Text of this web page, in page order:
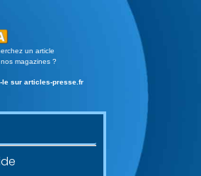
un article
magazines ?
le sur articles-presse.fr